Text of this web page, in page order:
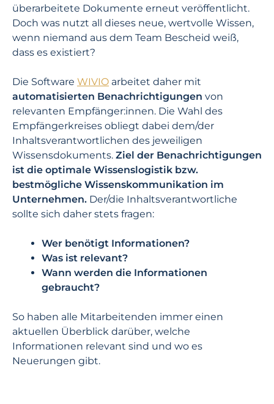
überarbeitete Dokumente erneut veröffentlicht.
Doch was nutzt all dieses neue, wertvolle Wissen,
wenn niemand aus dem Team Bescheid weiß,
dass es existiert?
Die Software WIVIO arbeitet daher mit
automatisierten Benachrichtigungen von
relevanten Empfänger:innen. Die Wahl des
Empfängerkreises obliegt dabei dem/der
Inhaltsverantwortlichen des jeweiligen
Wissensdokuments. Ziel der Benachrichtigungen
ist die optimale Wissenslogistik bzw.
bestmögliche Wissenskommunikation im
Unternehmen. Der/die Inhaltsverantwortliche
sollte sich daher stets fragen:
Wer benötigt Informationen?
Was ist relevant?
Wann werden die Informationen
gebraucht?
So haben alle Mitarbeitenden immer einen
aktuellen Überblick darüber, welche
Informationen relevant sind und wo es
Neuerungen gibt.